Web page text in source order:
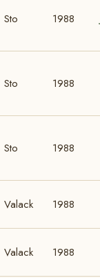
Sto 1988
Sto 1988
Sto 1988
Valack 1988
Valack 1988